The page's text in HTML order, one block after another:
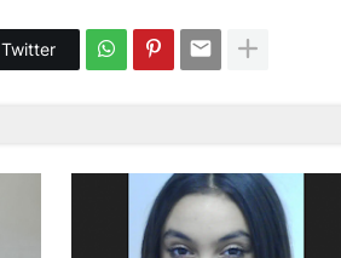
Twitter